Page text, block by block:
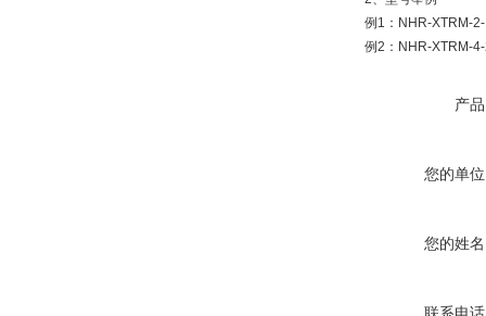
例1：NHR-XTRM-
例2：NHR-XTRM-
产
您的单
您的姓